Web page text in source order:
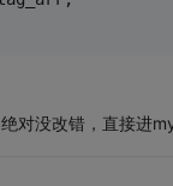
对没改错，直接进